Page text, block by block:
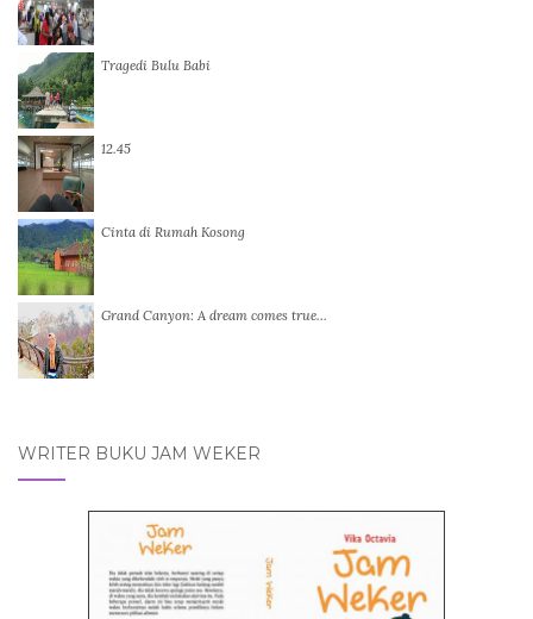
Tragedi Bulu Babi
12.45
Cinta di Rumah Kosong
Grand Canyon: A dream comes true…
WRITER BUKU JAM WEKER